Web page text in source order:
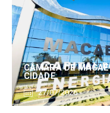
CÂMARA DE
CIDADE
27/07/2026